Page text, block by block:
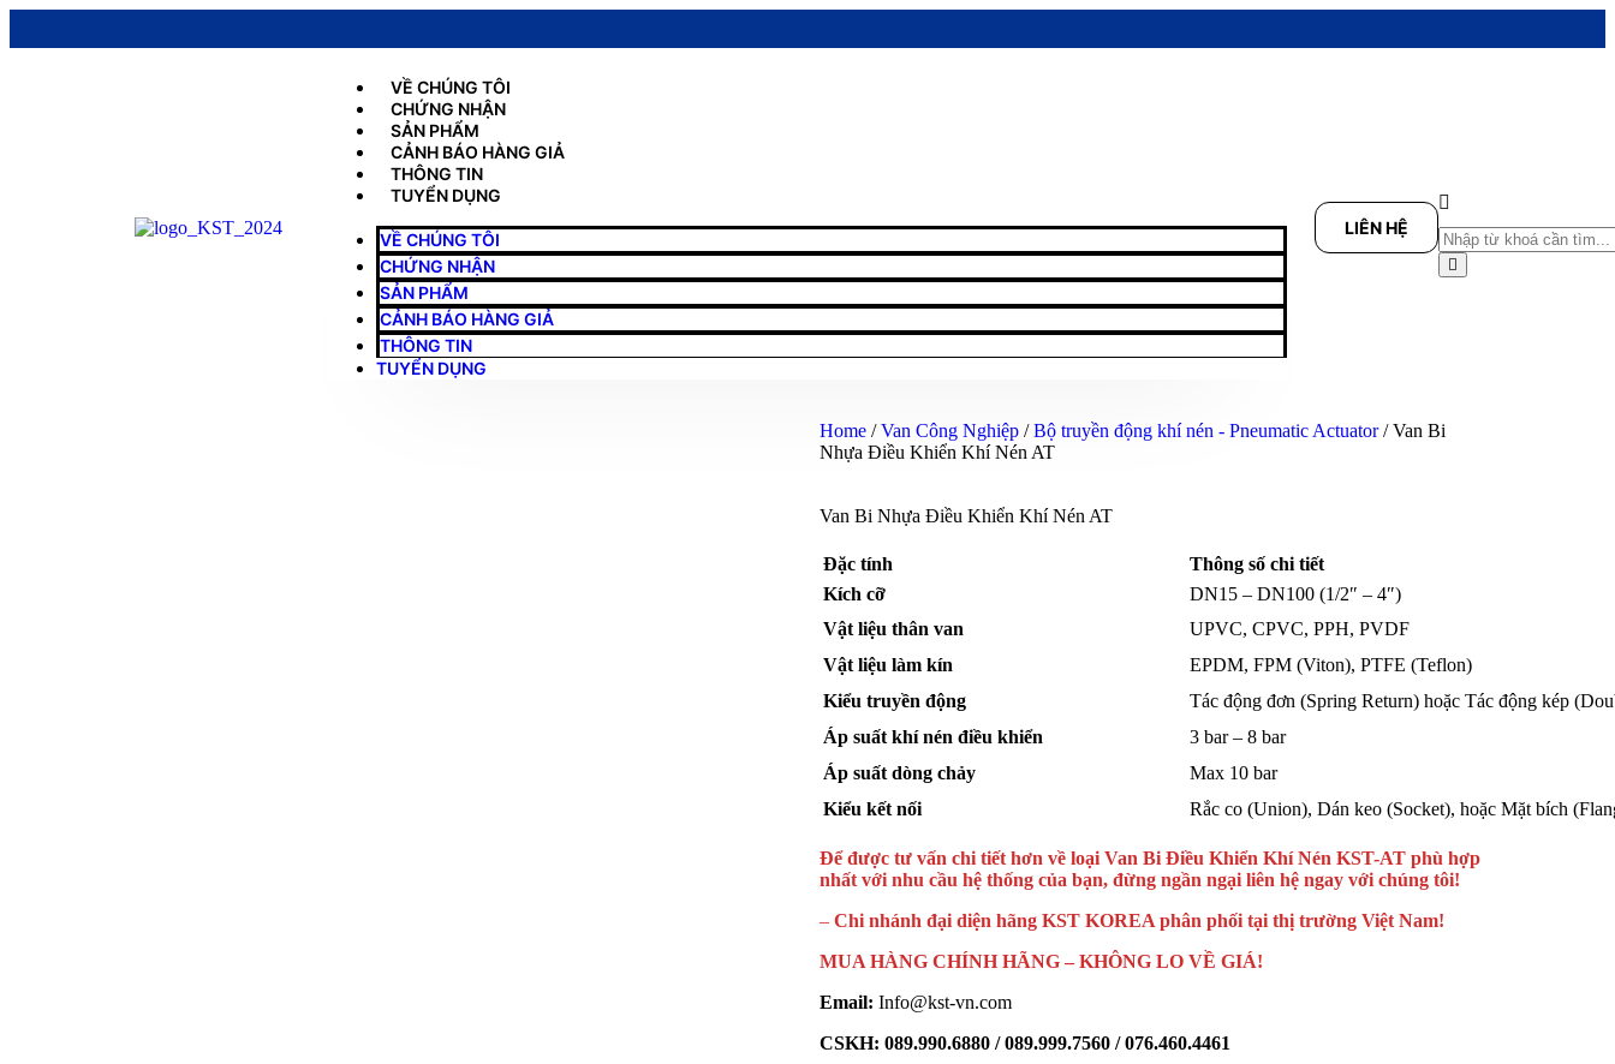
VỀ CHÚNG TÔI
CHỨNG NHẬN
SẢN PHẨM
CẢNH BÁO HÀNG GIẢ
THÔNG TIN
TUYỂN DỤNG
VỀ CHÚNG TÔI
CHỨNG NHẬN
SẢN PHẨM
CẢNH BÁO HÀNG GIẢ
THÔNG TIN
TUYỂN DỤNG
LIÊN HỆ
Home /Van Công Nghiệp /Bộ truyền động khí nén - Pneumatic Actuator/ Van Bi
Nhựa Điều Khiển Khí Nén AT
Van Bi Nhựa Điều Khiển Khí Nén AT
Đặc tính
Thông số chi tiết
Kích cỡ
DN15 – DN100 (1/2″ – 4″)
Vật liệu thân van
UPVC, CPVC, PPH, PVDF
Vật liệu làm kín
EPDM, FPM (Viton), PTFE (Teflon)
Kiểu truyền động
Tác động đơn (Spring Return) hoặc Tác động kép
Áp suất khí nén điều khiển
3 bar – 8 bar
Áp suất dòng chảy
Max 10 bar
Kiểu kết nối
Rắc co (Union), Dán keo (Socket), hoặc Mặt bích
Để được tư vấn chi tiết hơn về loại Van Bi Điều Khiển Khí Nén KST-AT phù hợp
nhất với nhu cầu hệ thống của bạn, đừng ngần ngại liên hệ ngay với chúng tôi!
– Chi nhánh đại diện hãng KST KOREA phân phối tại thị trường Việt Nam!
MUA HÀNG CHÍNH HÃNG – KHÔNG LO VỀ GIÁ!
Email: Info@kst-vn.com
CSKH: 089.990.6880 / 089.999.7560 / 076.460.4461